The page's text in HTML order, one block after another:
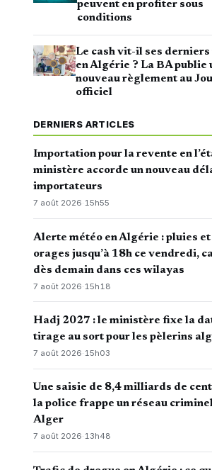
peuvent en profiter sous
conditions
Le cash vit-il ses derniers
en Algérie ? La BA publie
nouveau règlement au
officiel
DERNIERS ARTICLES
Importation pour la revente en
ministère accorde un nouveau
importateurs
7 août 2026·15h55
Alerte météo en Algérie : pluies et
orages jusqu’à 18h ce vendredi,
dès demain dans ces wilayas
7 août 2026· 15h18
Hadj 2027 : le ministère fixe la
tirage au sort pour les pèlerins
7 août 2026·15h03
Une saisie de 8,4 milliards de
la police frappe un réseau
Alger
7 août 2026·13h48